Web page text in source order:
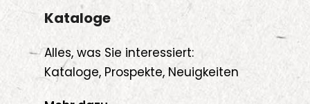
Kataloge
Alles, was Sie interessiert:
Kataloge, Prospekte, Neuigkeiten